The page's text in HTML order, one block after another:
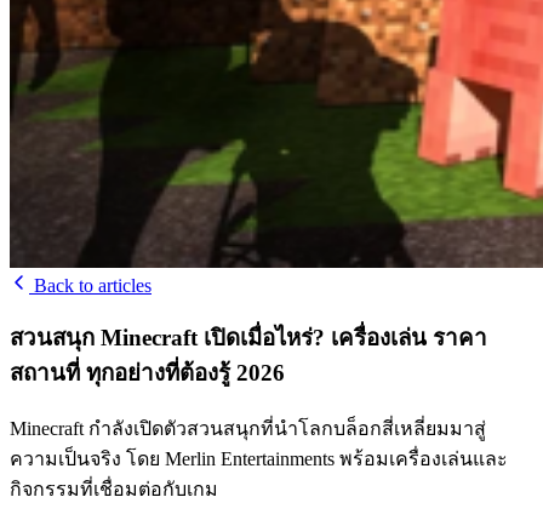
Back to articles
สวนสนุก Minecraft เปิดเมื่อไหร่? เครื่องเล่น ราคา
สถานที่ ทุกอย่างที่ต้องรู้ 2026
Minecraft กำลังเปิดตัวสวนสนุกที่นำโลกบล็อกสี่เหลี่ยมมาสู่
ความเป็นจริง โดย Merlin Entertainments พร้อมเครื่องเล่นและ
กิจกรรมที่เชื่อมต่อกับเกม